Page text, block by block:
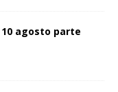
agosto parte